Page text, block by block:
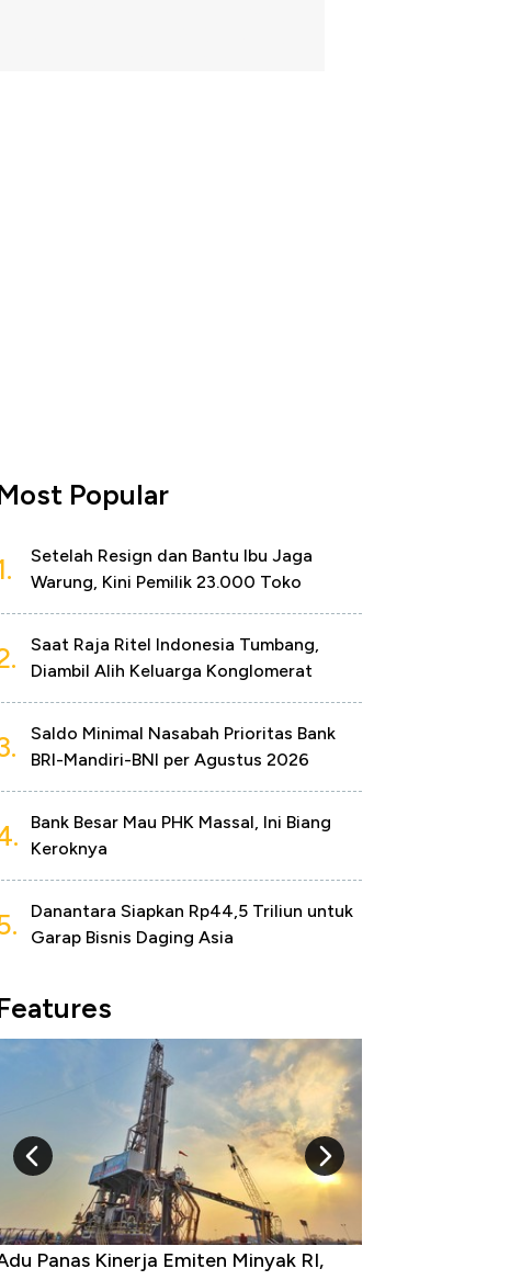
Popular
Setelah Resign dan Bantu Ibu Jaga
Warung, Kini Pemilik 23.000 Toko
Saat Raja Ritel Indonesia Tumbang,
Diambil Alih Keluarga Konglomerat
Saldo Minimal Nasabah Prioritas Bank
BRI-Mandiri-BNI per Agustus 2026
Bank Besar Mau PHK Massal, Ini Biang
Keroknya
Danantara Siapkan Rp44,5 Triliun untuk
Garap Bisnis Daging Asia
10 Provinsi dengan Tingkat